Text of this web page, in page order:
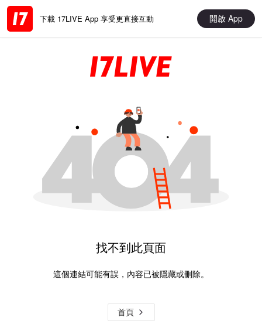
下載 17LIVE App 享受更直接互動 開啟 App
找不到此頁面
這個連結可能有誤，內容已被隱藏或刪除。
首頁